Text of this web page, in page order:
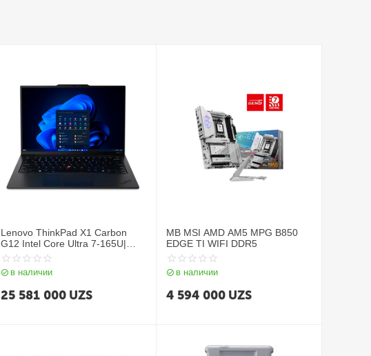
Lenovo ThinkPad X1 Carbon
G12 Intel Core Ultra 7-165U|
DDR5 32GB| SSD 1TB| 14″
WUXGA OLED| Intel Iris Xe
Graphics| Backlit| 4G| Win11Pro|
в наличии
25 581 000 UZS
MB MSI AMD AM5 MPG B850
EDGE TI WIFI DDR5
в наличии
4 594 000 UZS